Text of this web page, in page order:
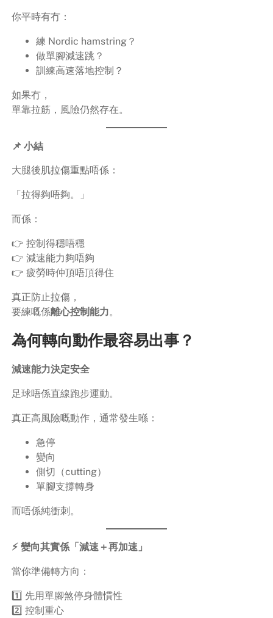
你平時有冇：
練 Nordic hamstring？
做單腳減速跳？
訓練高速落地控制？
如果冇，
單靠拉筋，風險仍然存在。
📌 小結
大腿後肌拉傷重點唔係：
「拉得夠唔夠。」
而係：
👉 控制得穩唔穩
👉 減速能力夠唔夠
👉 疲勞時仲頂唔頂得住
真正防止拉傷，
要練嘅係離心控制能力。
為何轉向動作最容易出事？
減速能力決定安全
足球唔係直線跑步運動。
真正高風險嘅動作，通常發生喺：
急停
變向
側切（cutting）
單腳支撐轉身
而唔係純衝刺。
⚡ 變向其實係「減速＋再加速」
當你準備轉方向：
1️⃣ 先用單腳煞停身體慣性
2️⃣ 控制重心